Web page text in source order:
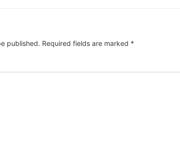
published. Required fields are marked *